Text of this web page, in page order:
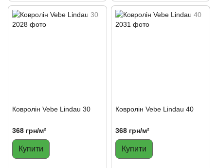
Ковролін Vebe Lindau 30
368 грн/м²
Купити
Ковролін Vebe Lindau 40
368 грн/м²
Купити